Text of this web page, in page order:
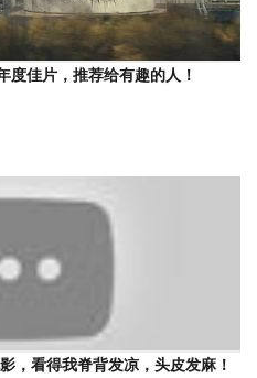
度佳片，推荐给有趣的人！
，看得我脊背发凉，头皮发麻！